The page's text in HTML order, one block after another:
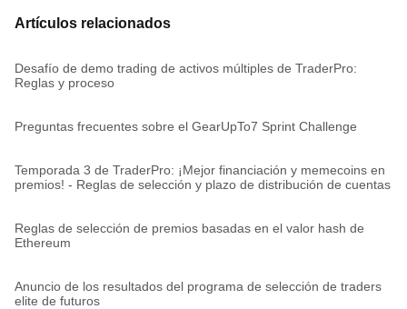
Artículos relacionados
Desafío de demo trading de activos múltiples de TraderPro:
Reglas y proceso
Preguntas frecuentes sobre el GearUpTo7 Sprint Challenge
Temporada 3 de TraderPro: ¡Mejor financiación y memecoins en
premios! - Reglas de selección y plazo de distribución de cuentas
Reglas de selección de premios basadas en el valor hash de
Ethereum
Anuncio de los resultados del programa de selección de traders
elite de futuros